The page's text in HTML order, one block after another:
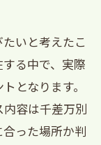
いと考えたこ
る中で、実際
となります。
容は千差万別
った場所か判